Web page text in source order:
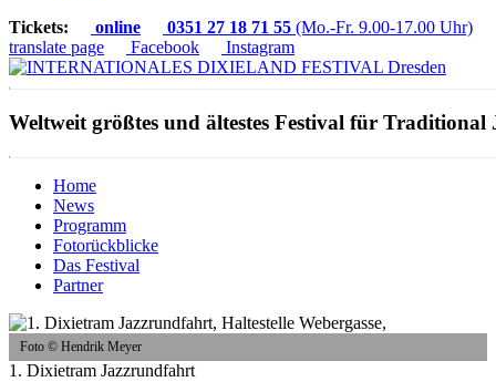
Tickets:
online 0351 27 18 71 55 (Mo.-Fr. 9.00-17.00 Uhr)
translate page
Facebook Instagram
Weltweit größtes und ältestes Festival für Traditional
Home
News
Programm
Fotorückblicke
Das Festival
Partner
Foto © Hendrik Meyer
1. Dixietram Jazzrundfahrt